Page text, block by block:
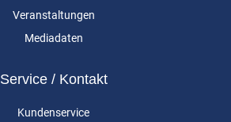
Veranstaltungen
Mediadaten
Service / Kontakt
Kundenservice